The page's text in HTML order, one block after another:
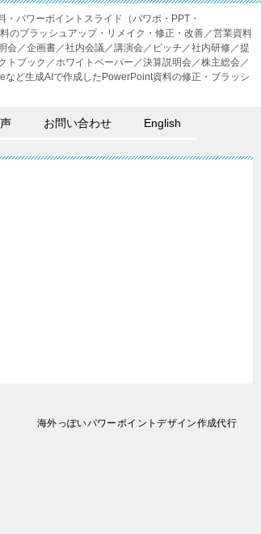
パワーポイントスライド（パワポ・PPT・
のブラッシュアップ・リメイク・修正・改善／営業資料
会／企画書／社内会議／講演会／ピッチ／社内研修／提
ブック／ホワイトペーパー／決算説明会／株主総会／
ど生成AIで作成したPowerPoint資料の修正・ブラッシ
お問い合わせ English
海外っぽいパワーポイントデザイン作成代行